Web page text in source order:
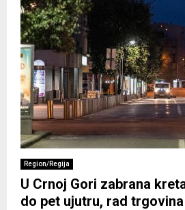
Region/Regija
U Crnoj Gori zabrana
do pet ujutru, rad